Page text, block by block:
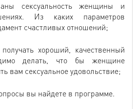
сексуальность женщины и
Из каких параметров
счастливых отношений;
хороший, качественный
делать, что бы женщине
вам сексуальное удовольствие;
вы найдете в программе.